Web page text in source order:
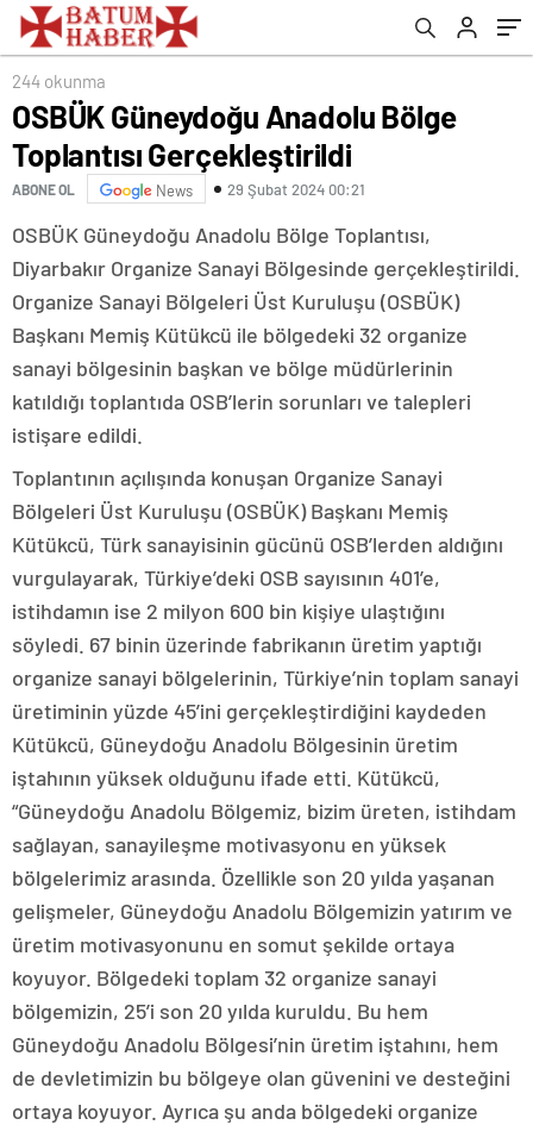
244 okunma
OSBÜK Güneydoğu Anadolu Bölge
Toplantısı Gerçekleştirildi
ABONE OL News 29 Şubat 2024 00:21
OSBÜK Güneydoğu Anadolu Bölge Toplantısı,
Diyarbakır Organize Sanayi Bölgesinde gerçekleştirildi.
Organize Sanayi Bölgeleri Üst Kuruluşu (OSBÜK)
Başkanı Memiş Kütükcü ile bölgedeki 32 organize
sanayi bölgesinin başkan ve bölge müdürlerinin
katıldığı toplantıda OSB’lerin sorunları ve talepleri
istişare edildi.
Toplantının açılışında konuşan Organize Sanayi
Bölgeleri Üst Kuruluşu (OSBÜK) Başkanı Memiş
Kütükcü, Türk sanayisinin gücünü OSB’lerden aldığını
vurgulayarak, Türkiye’deki OSB sayısının 401’e,
istihdamın ise 2 milyon 600 bin kişiye ulaştığını
söyledi. 67 binin üzerinde fabrikanın üretim yaptığı
organize sanayi bölgelerinin, Türkiye’nin toplam sanayi
üretiminin yüzde 45’ini gerçekleştirdiğini kaydeden
Kütükcü, Güneydoğu Anadolu Bölgesinin üretim
iştahının yüksek olduğunu ifade etti. Kütükcü,
“Güneydoğu Anadolu Bölgemiz, bizim üreten, istihdam
sağlayan, sanayileşme motivasyonu en yüksek
bölgelerimiz arasında. Özellikle son 20 yılda yaşanan
gelişmeler, Güneydoğu Anadolu Bölgemizin yatırım ve
üretim motivasyonunu en somut şekilde ortaya
koyuyor. Bölgedeki toplam 32 organize sanayi
bölgemizin, 25’i son 20 yılda kuruldu. Bu hem
Güneydoğu Anadolu Bölgesi’nin üretim iştahını, hem
de devletimizin bu bölgeye olan güvenini ve desteğini
ortaya koyuyor. Ayrıca şu anda bölgedeki organize